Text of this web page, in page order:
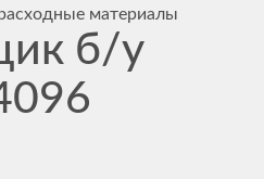
материалы
б/у